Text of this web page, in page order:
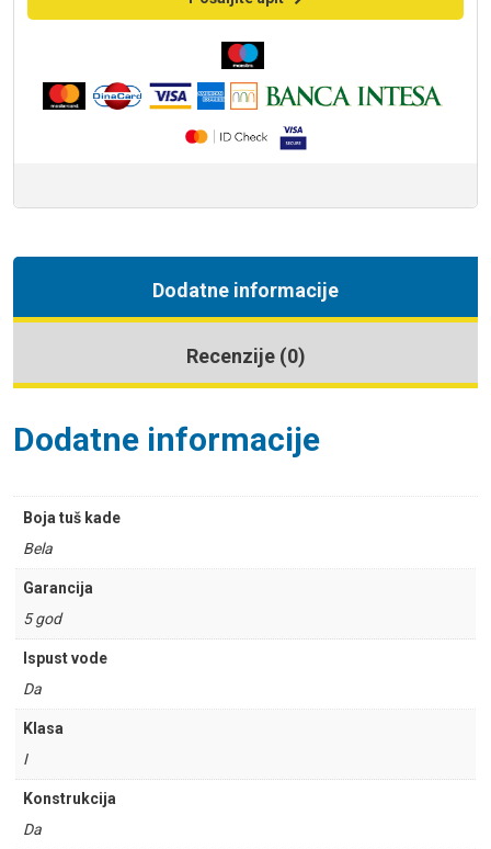
Dodatne informacije
Recenzije (0)
Dodatne informacije
Boja tuš kade
Bela
Garancija
5 god
Ispust vode
Da
Klasa
I
Konstrukcija
Da